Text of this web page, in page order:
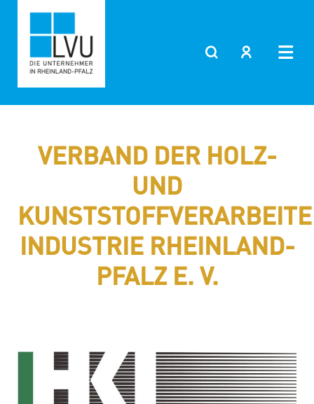
springen
VERBAND DER HOLZ-
UND
INDUSTRIE RHEINLAND-
PFALZ E. V.